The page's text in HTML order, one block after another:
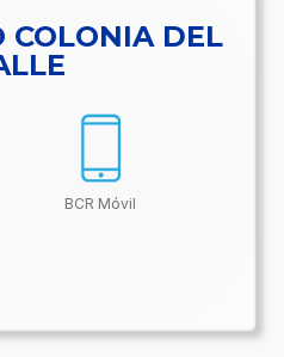
Acueductos
COLONIA DEL
BCR Móvil